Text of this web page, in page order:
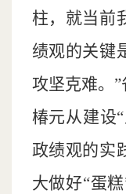
柱，就当前
绩观的关键
攻坚克难。
椿元从建设
政绩观的实
大做好“蛋